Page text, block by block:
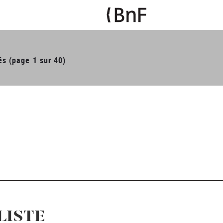
(page 1 sur 40)